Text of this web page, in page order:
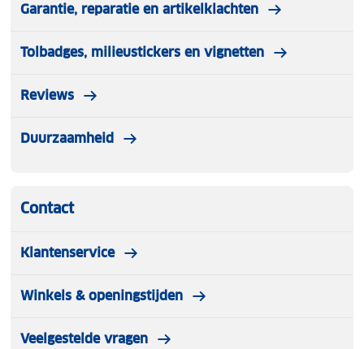
Garantie, reparatie en artikelklachten
Tolbadges, milieustickers en vignetten
Reviews
Duurzaamheid
Contact
Klantenservice
Winkels & openingstijden
Veelgestelde vragen